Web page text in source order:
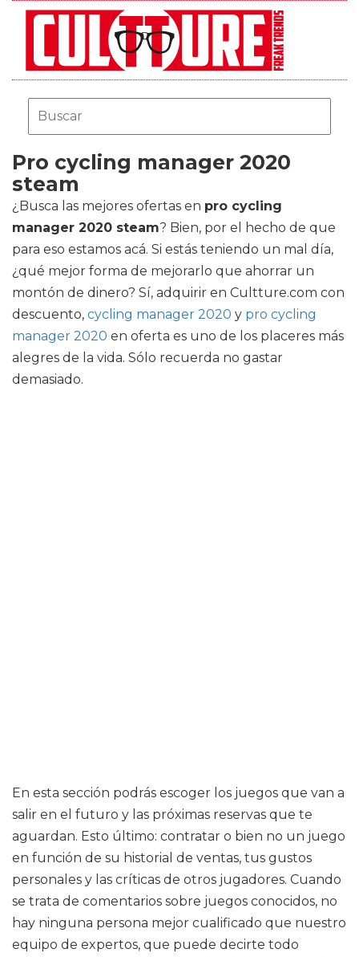
Pro cycling manager 2020
steam
¿Busca las mejores ofertas en pro cycling
manager 2020 steam? Bien, por el hecho de que
para eso estamos acá. Si estás teniendo un mal día,
¿qué mejor forma de mejorarlo que ahorrar un
montón de dinero? Sí, adquirir en Cultture.com con
descuento, cycling manager 2020 y pro cycling
manager 2020 en oferta es uno de los placeres más
alegres de la vida. Sólo recuerda no gastar
demasiado.
En esta sección podrás escoger los juegos que van a
salir en el futuro y las próximas reservas que te
aguardan. Esto último: contratar o bien no un juego
en función de su historial de ventas, tus gustos
personales y las críticas de otros jugadores. Cuando
se trata de comentarios sobre juegos conocidos, no
hay ninguna persona mejor cualificado que nuestro
equipo de expertos, que puede decirte todo